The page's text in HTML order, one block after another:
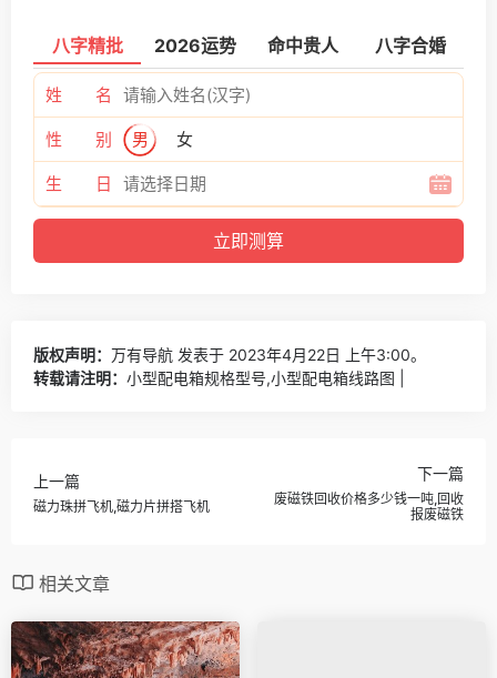
八字精批 2026运势 命中贵人 八字合婚
姓 名
性 别 男 女
生 日
版权声明： 万有导航 发表于 2023年4月22日 上午3:00。
转载请注明： 小型配电箱规格型号,小型配电箱线路图 |
上一篇
磁力珠拼飞机,磁力片拼搭飞机
下一篇
废磁铁回收价格多少钱一吨,回收
报废磁铁
相关文章